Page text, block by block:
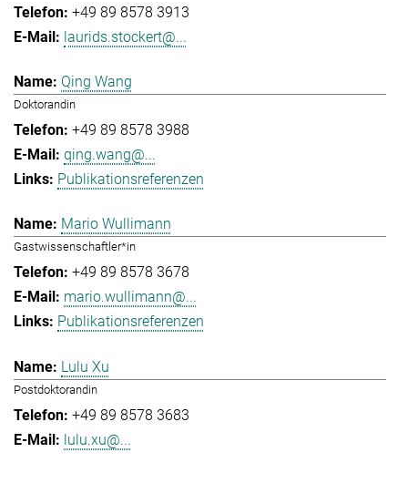
+49 89 8578 3913
laurids.stockert@...
Qing Wang
Doktorandin
+49 89 8578 3988
qing.wang@...
Publikationsreferenzen
Mario Wullimann
Gastwissenschaftler*in
+49 89 8578 3678
mario.wullimann@...
Publikationsreferenzen
Lulu Xu
Postdoktorandin
+49 89 8578 3683
lulu.xu@...